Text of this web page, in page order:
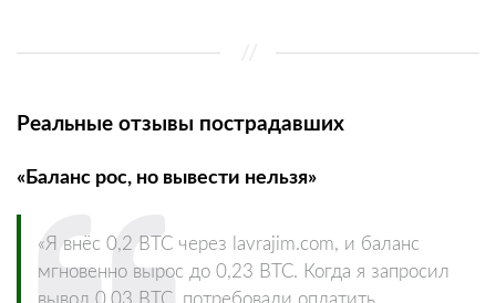
Реальные отзывы пострадавших
«Баланс рос, но вывести нельзя»
«Я внёс 0,2 BTC через lavrajim.com, и баланс
мгновенно вырос до 0,23 BTC. Когда я запросил